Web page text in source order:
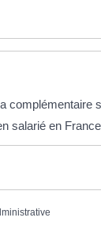
complémentaire
salarié en